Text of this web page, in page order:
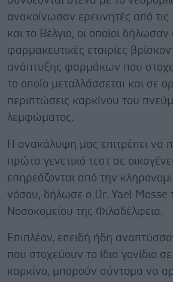
ανακοίνωσαν ερευνητές από τις
και το Βέλγιο, οι οποίοι δήλωσαν
φαρμακευτικές εταιρίες
ανάπτυξης φαρμάκων που
το οποίο μεταλλάσσεται και σε
περιπτώσεις καρκίνου του
λεμφώματος.
Η ανακάλυψη μας επιτρέπει να
πρώτο γενετικό τεστ σε
επηρεάζονται από την
νόσου, δήλωσε ο Dr. Yael Mosse
Νοσοκομείου της Φιλαδέλφεια.
Επιπλέον, επειδή ήδη
που στοχεύουν το ίδιο γονίδιο
καρκίνο, μπορούν σύντομα να